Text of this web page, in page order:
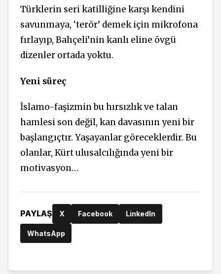
Türklerin seri katilliğine karşı kendini
savunmaya, ‘terör’ demek için mikrofona
fırlayıp, Bahçeli’nin kanlı eline övgü
dizenler ortada yoktu.
Yeni süreç
İslamo-faşizmin bu hırsızlık ve talan
hamlesi son değil, kan davasının yeni bir
başlangıçtır. Yaşayanlar göreceklerdir. Bu
olanlar, Kürt ulusalcılığında yeni bir
motivasyon…
PAYLAŞ X Facebook LinkedIn
WhatsApp